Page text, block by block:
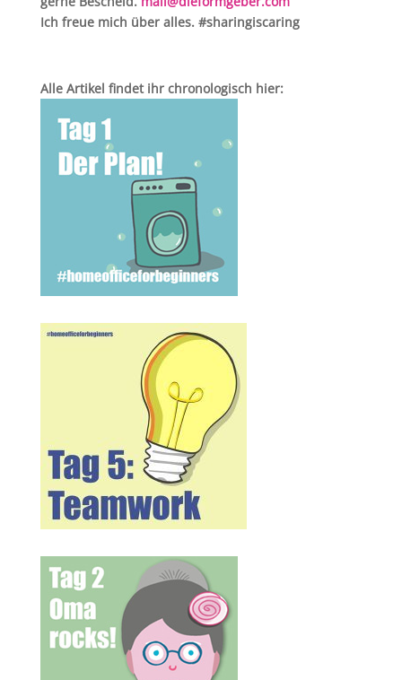
Ich freue mich über alles. #sharingiscaring
Alle Artikel findet ihr chronologisch hier: